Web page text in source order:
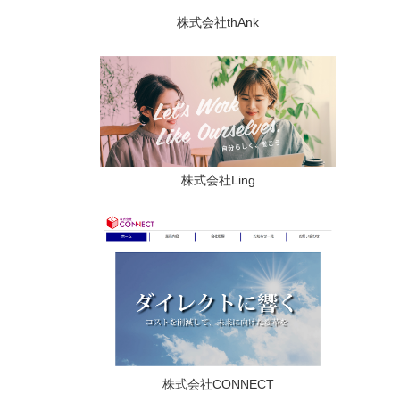
株式会社thAnk
株式会社Ling
株式会社CONNECT